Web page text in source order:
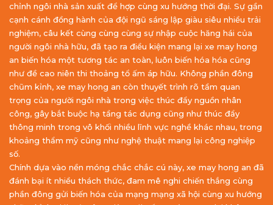
chỉnh ngôi nhà sản xuất để hợp cùng xu hướng thời đại. Sự gần
cạnh cánh đồng hành của đội ngũ sáng lập giàu siêu nhiều trải
nghiệm, câu kết cùng cùng cùng sự nhập cuộc hăng hái của
người ngôi nhà hữu, đã tạo ra điều kiện mang lại xe may hong
an biến hóa một tương tác an toàn, luôn biến hóa hóa cũng
như đề cao niên thi thoảng tổ ấm áp hữu. Không phần đông
chũm kỉnh, xe may hong an còn thuyết trình rõ tầm quan
trọng của người ngôi nhà trong việc thúc đẩy nguồn nhân
công, gây bắt buộc hạ tầng tác dụng cũng như thúc đẩy
thông minh trong vô khối nhiều lĩnh vực nghề khác nhau, trong
khoảng thẩm mỹ cũng như nghệ thuật mang lại công nghiệp
số.
Chính dựa vào nền móng chắc chắc cú này, xe may hong an đã
đánh bại ít nhiều thách thức, đam mê nghi chiến thắng cùng
phần đông gửi biến hóa của mạng mạng xã hội cùng xu hướng